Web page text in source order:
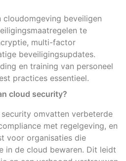
cloudomgeving beveiligen
te
multi-factor
beveiligingsupdates.
en training van personeel
practices essentieel.
cloud security?
omvatten verbeterde
met regelgeving, en
voor organisaties die
in de cloud bewaren. Dit leidt